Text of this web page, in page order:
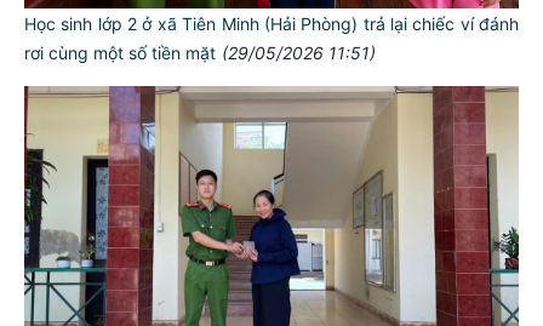
Học sinh lớp 2 ở xã Tiên Minh (Hải Phòng) trả lại chiếc ví đánh
rơi cùng một số tiền mặt (29/05/2026 11:51)